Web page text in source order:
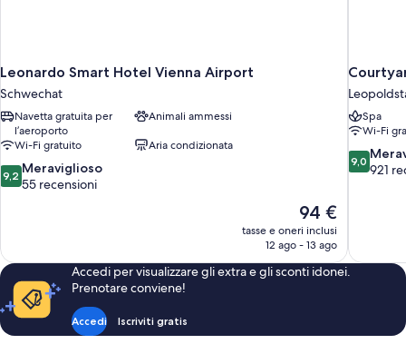
Leonardo Smart Hotel Vienna Airport
Schwechat
Navetta gratuita per
l’aeroporto
Animali ammessi
Wi-Fi gratuito
Aria condizionata
9.2
su
recensioni
9,2 Meraviglioso
55 recensioni
Il
prezzo
attuale
94 €
94 €
tasse e oneri inclusi
12 ago - 13 ago
Spa
Wi-Fi
9.0
su
9,0
921
Accedi per visualizzare gli extra e gli sconti idonei.
Prenotare conviene!
Accedi Iscriviti gratis